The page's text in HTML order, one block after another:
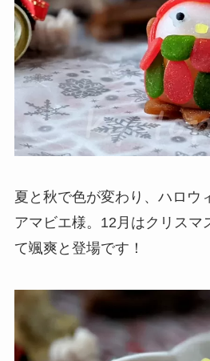
夏と秋で色が変わり、ハロウ
アマビエ様。12月はクリスマ
て颯爽と登場です！